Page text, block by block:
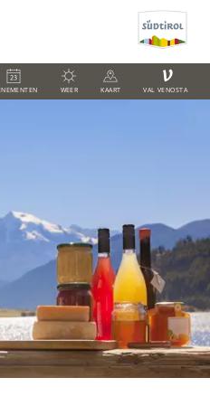
WEER KAART
V
VAL VENOSTA